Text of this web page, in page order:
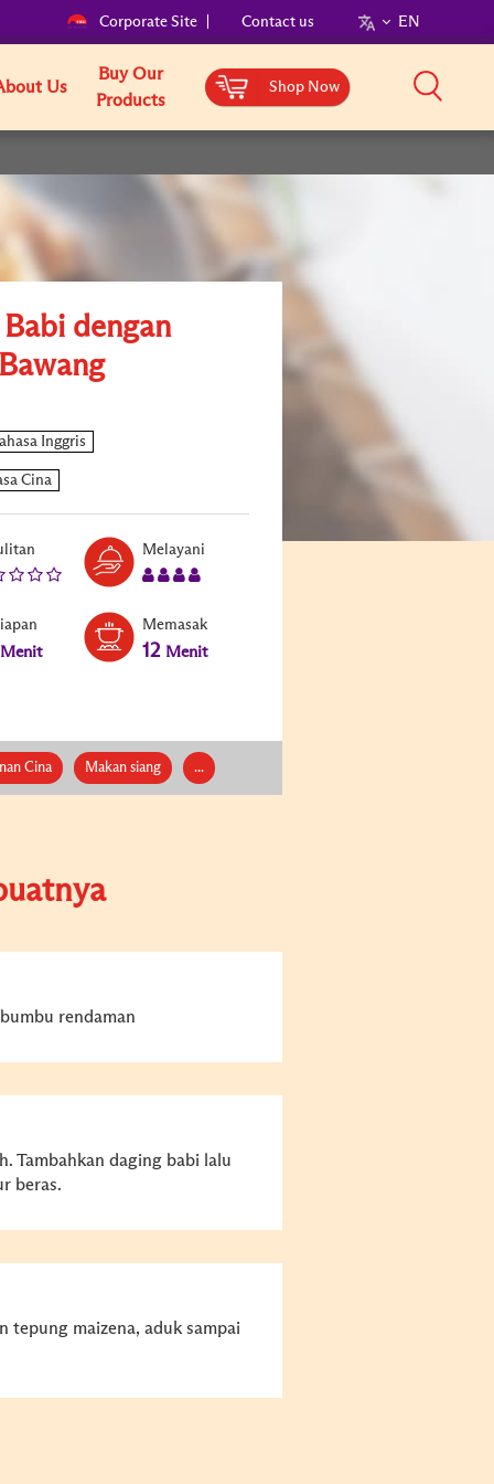
Corporate Site Contact us EN
Us
Buy Our
Products
Shop Now
dengan
Melayani
Menit
Memasak
12 Menit
Cina Makan siang ...
rendaman
Tambahkan daging babi lalu
beras.
tepung maizena, aduk sampai